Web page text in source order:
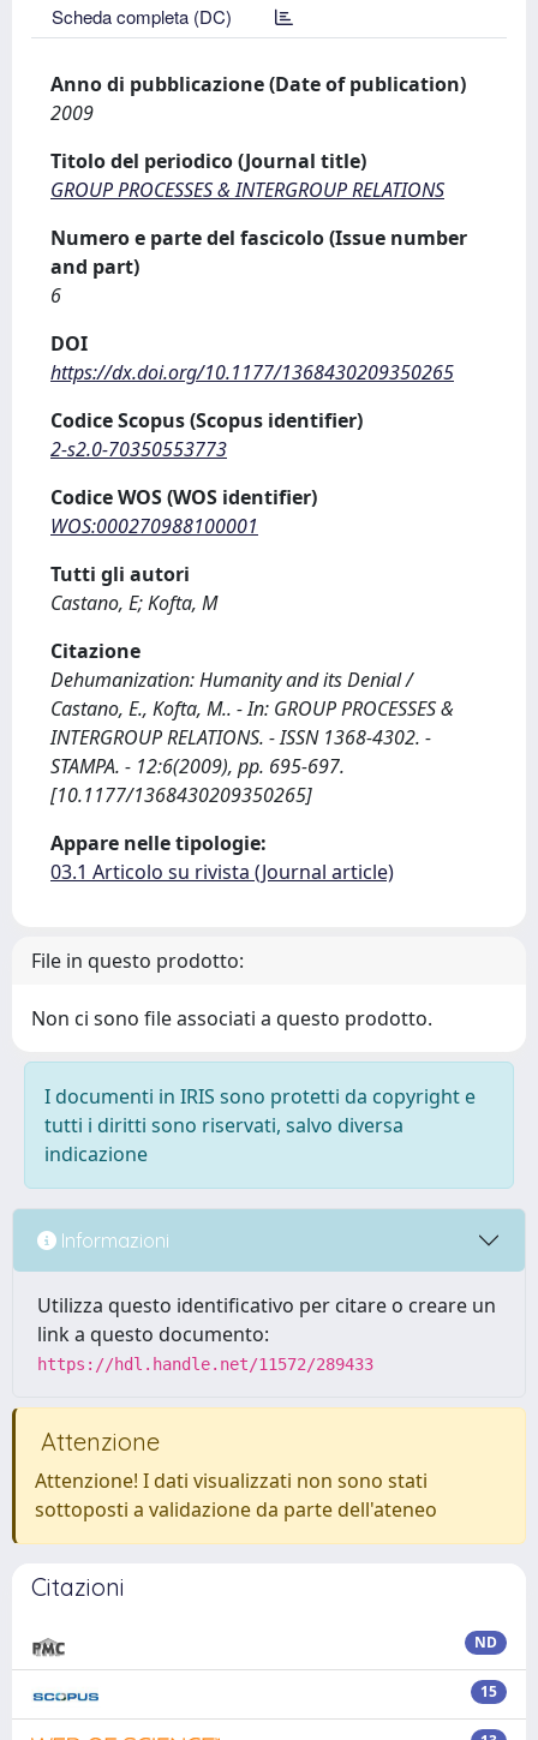
Scheda completa (DC)
Anno di pubblicazione (Date of publication)
2009
Titolo del periodico (Journal title)
GROUP PROCESSES & INTERGROUP RELATIONS
Numero e parte del fascicolo (Issue number
and part)
6
DOI
https://dx.doi.org/10.1177/1368430209350265
Codice Scopus (Scopus identifier)
2-s2.0-70350553773
Codice WOS (WOS identifier)
WOS:000270988100001
Tutti gli autori
Castano, E; Kofta, M
Citazione
Dehumanization: Humanity and its Denial /
Castano, E., Kofta, M.. - In: GROUP PROCESSES &
INTERGROUP RELATIONS. - ISSN 1368-4302. -
STAMPA. - 12:6(2009), pp. 695-697.
[10.1177/1368430209350265]
Appare nelle tipologie:
03.1 Articolo su rivista (Journal article)
File in questo prodotto:
Non ci sono file associati a questo prodotto.
I documenti in IRIS sono protetti da copyright e
tutti i diritti sono riservati, salvo diversa
indicazione
Informazioni
Utilizza questo identificativo per citare o creare un
link a questo documento:
https://hdl.handle.net/11572/289433
Attenzione
Attenzione! I dati visualizzati non sono stati
sottoposti a validazione da parte dell'ateneo
Citazioni
ND
15